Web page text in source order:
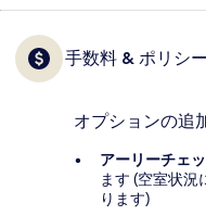
手数料 & ポリシー
オプションの追
アーリーチェ
ます (空室状
ります)